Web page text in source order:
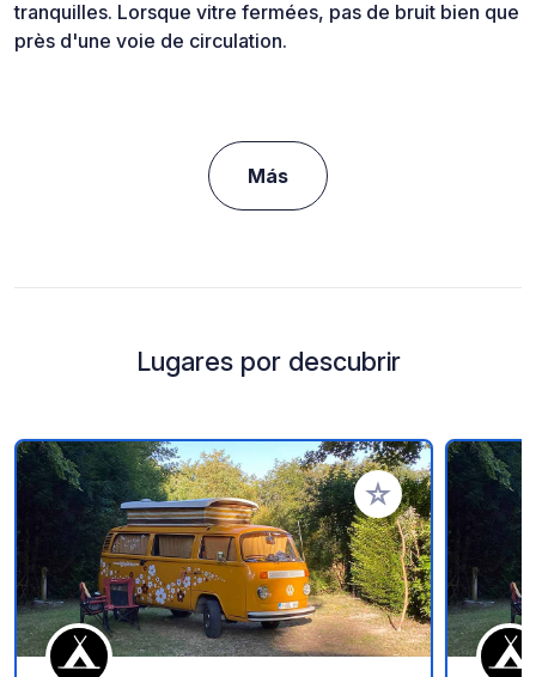
tranquilles. Lorsque vitre fermées, pas de bruit bien que
près d'une voie de circulation.
Más
Lugares por descubrir
Añadir a tus